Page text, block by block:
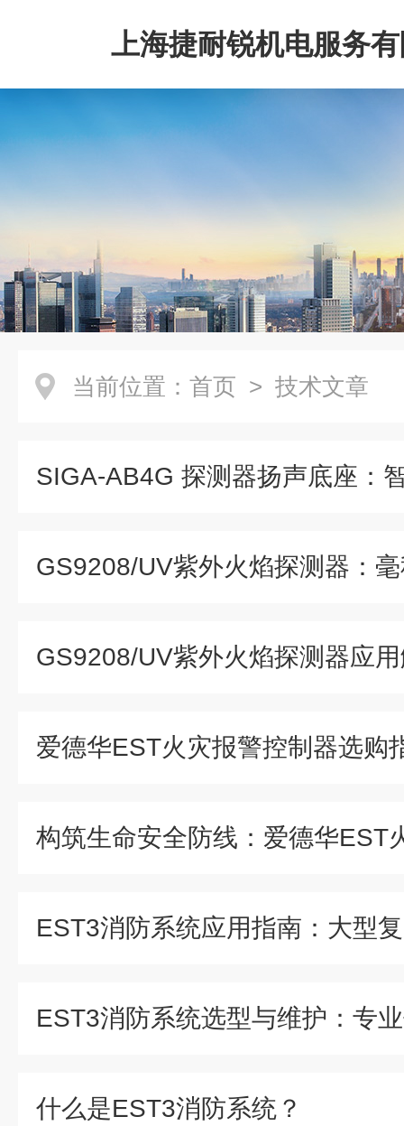
上海捷耐锐机电服务
当前位置： 首页 > 技术文章
GS9208/UV紫外火焰探测器应
爱德华EST火灾报警控制器选购
什么是EST3消防系统？